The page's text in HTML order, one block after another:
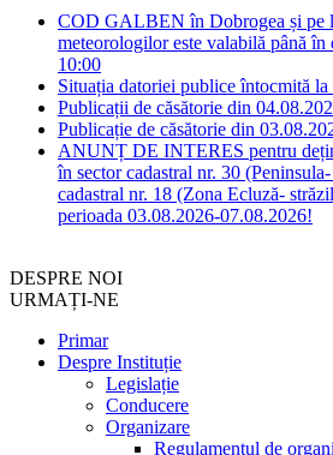
COD GALBEN în Dobrogea și pe
meteorologilor este valabilă până în
10:00
Situația datoriei publice întocmită
Publicații de căsătorie din
Publicație de căsătorie din
ANUNȚ DE INTERES pentru
în sector cadastral nr. 30
cadastral nr. 18 (Zona Ecluză-
perioada 03.08.2026-07.08.2026!
DESPRE NOI
URMAȚI-NE
Primar
Despre Instituție
Legislație
Conducere
Organizare
Regulamentul de